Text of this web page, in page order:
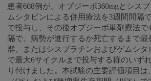
患者608例が、オプジーボ360mgとシス
ムシタビンによる併用療法を3週間間隔
で投与し、その後オプジーボ単剤療法で
隔で、病勢が進行するか死亡するまで最
群、またはシスプラチンおよびゲムシタ
で最大6サイクルまで投与する群のいず
り付けました。本試験の主要評価項目は